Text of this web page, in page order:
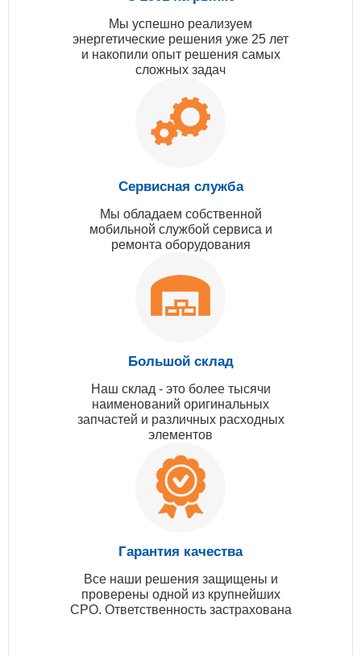
Мы успешно реализуем
энергетические решения уже 25 лет
и накопили опыт решения самых
сложных задач
Сервисная служба
Мы обладаем собственной
мобильной службой сервиса и
ремонта оборудования
Большой склад
Наш склад - это более тысячи
наименований оригинальных
запчастей и различных расходных
элементов
Гарантия качества
Все наши решения защищены и
проверены одной из крупнейших
СРО. Ответственность застрахована